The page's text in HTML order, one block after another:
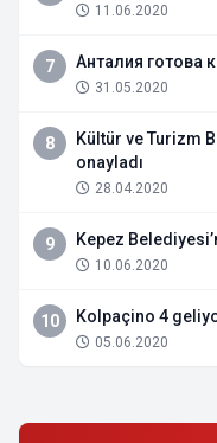
11.06.2020
7 Анталия готова
31.05.2020
8
Kültür ve Turizm
onayladı
28.04.2020
9 Kepez
10.06.2020
10 Kolpaçino 4
05.06.2020